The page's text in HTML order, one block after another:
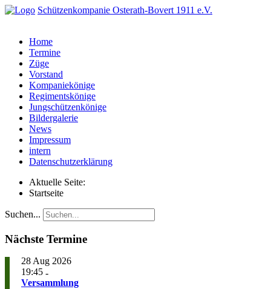
Schützenkompanie Osterath-Bovert 1911 e.V.
Home
Termine
Züge
Vorstand
Kompaniekönige
Regimentskönige
Jungschützenkönige
Bildergalerie
News
Impressum
intern
Datenschutzerklärung
Aktuelle Seite:
Startseite
Suchen...
Nächste Termine
28 Aug 2026
19:45 -
Versammlung